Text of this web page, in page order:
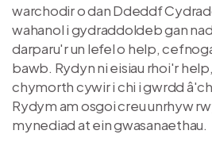
warchodir o dan Ddeddf
wahanol i gydraddoldeb gan
darparu'r un lefel o help,
bawb. Rydyn ni eisiau rhoi'r
chymorth cywir i chi i gwrdd
Rydym am osgoi creu unrhyw
mynediad at ein gwasanaethau.